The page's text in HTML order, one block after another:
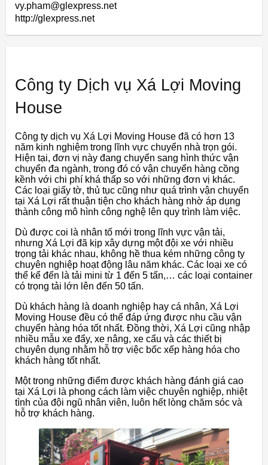
vy.pham@glexpress.net
http://glexpress.net
Công ty Dịch vụ Xá Lợi Moving
House
Công ty dịch vụ Xá Lợi Moving House đã có hơn 13
năm kinh nghiệm trong lĩnh vực chuyển nhà trọn gói.
Hiện tại, đơn vị này đang chuyển sang hình thức vận
chuyển đa ngành, trong đó có vận chuyển hàng cồng
kềnh với chi phí khá thấp so với những đơn vị khác.
Các loại giấy tờ, thủ tục cũng như quá trình vận chuyển
tại Xá Lợi rất thuận tiện cho khách hàng nhờ áp dụng
thành công mô hình công nghệ lên quy trình làm việc.
Dù được coi là nhân tố mới trong lĩnh vực vận tải,
nhưng Xá Lợi đã kịp xây dựng một đội xe với nhiều
trọng tải khác nhau, không hề thua kém những công ty
chuyên nghiệp hoạt động lâu năm khác. Các loại xe có
thể kể đến là tải mini từ 1 đến 5 tấn,… các loại container
có trọng tải lớn lên đến 50 tấn.
Dù khách hàng là doanh nghiệp hay cá nhân, Xá Lợi
Moving House đều có thể đáp ứng được nhu cầu vận
chuyển hàng hóa tốt nhất. Đồng thời, Xá Lợi cũng nhập
nhiều mẫu xe đẩy, xe nâng, xe cẩu và các thiết bị
chuyên dụng nhằm hỗ trợ việc bốc xếp hàng hóa cho
khách hàng tốt nhất.
Một trong những điểm được khách hàng đánh giá cao
tại Xá Lợi là phong cách làm việc chuyên nghiệp, nhiệt
tình của đội ngũ nhân viên, luôn hết lòng chăm sóc và
hỗ trợ khách hàng.